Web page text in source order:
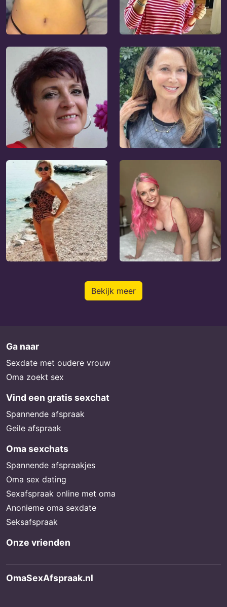
Bekijk meer
Ga naar
Sexdate met oudere vrouw
Oma zoekt sex
Vind een gratis sexchat
Spannende afspraak
Geile afspraak
Oma sexchats
Spannende afspraakjes
Oma sex dating
Sexafspraak online met oma
Anonieme oma sexdate
Seksafspraak
Onze vrienden
OmaSexAfspraak.nl